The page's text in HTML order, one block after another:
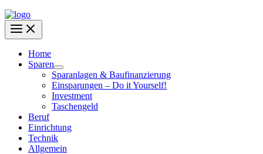
Home
Sparen
Sparanlagen & Baufinanzierung
Einsparungen – Do it Yourself!
Investment
Taschengeld
Beruf
Einrichtung
Technik
Allgemein